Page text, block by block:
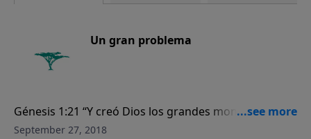
Un gran problema
Génesis 1:21 “Y creó Dios los grandes monstruos
marinos y todo ser viviente que se mueve, que las
September 27, 2018